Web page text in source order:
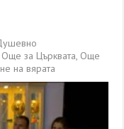
Още за Църквата, Още
на вярата